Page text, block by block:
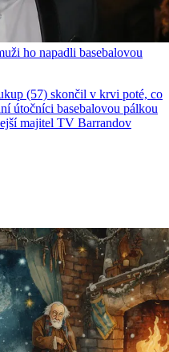
ho napadli basebalovou
(57) skončil v krvi poté, co
útočníci basebalovou pálkou
majitel TV Barrandov